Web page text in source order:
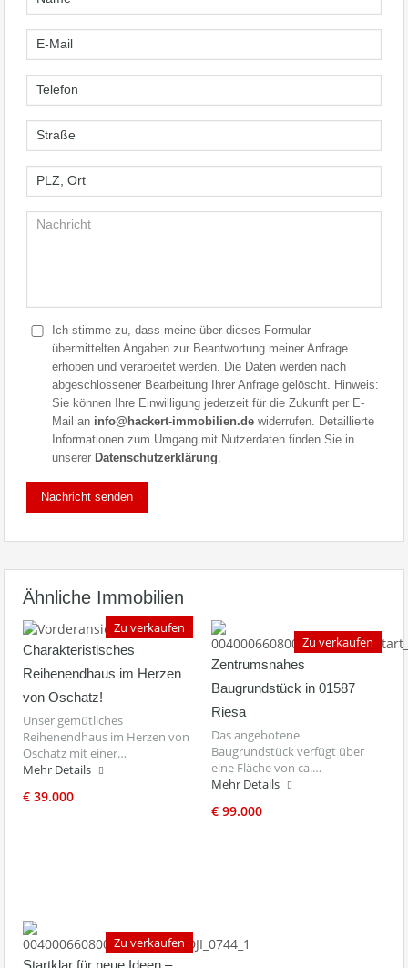
Ich stimme zu, dass meine über dieses Formular
übermittelten Angaben zur Beantwortung meiner Anfrage
erhoben und verarbeitet werden. Die Daten werden nach
abgeschlossener Bearbeitung Ihrer Anfrage gelöscht. Hinweis:
Sie können Ihre Einwilligung jederzeit für die Zukunft per E-
Mail an info@hackert-immobilien.de widerrufen. Detaillierte
Informationen zum Umgang mit Nutzerdaten finden Sie in
unserer Datenschutzerklärung.
Ähnliche Immobilien
Zu verkaufen
Charakteristisches
Reihenendhaus im Herzen
von Oschatz!
Unser gemütliches
Reihenendhaus im Herzen von
Oschatz mit einer…
Mehr Details
€ 39.000
Zu verkaufen
Zentrumsnahes
Baugrundstück in 01587
Riesa
Das angebotene
Baugrundstück verfügt über
eine Fläche von ca.…
Mehr Details
€ 99.000
Zu verkaufen